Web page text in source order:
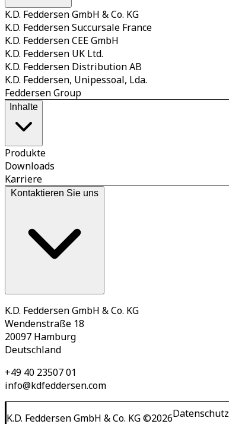
K.D. Feddersen GmbH & Co. KG
K.D. Feddersen Succursale France
K.D. Feddersen CEE GmbH
K.D. Feddersen UK Ltd.
K.D. Feddersen Distribution AB
K.D. Feddersen, Unipessoal, Lda.
Feddersen Group
Inhalte
Produkte
Downloads
Karriere
K.D. Feddersen GmbH & Co. KG
Wendenstraße 18
20097 Hamburg
Deutschland
+49 40 23507 01
info@kdfeddersen.com
K.D. Feddersen GmbH & Co. KG©2026Datenschutz